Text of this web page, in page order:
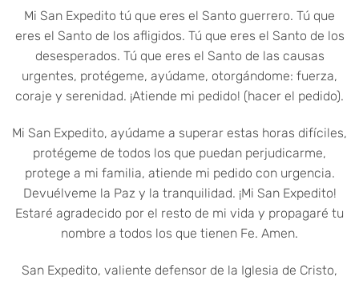
Mi San Expedito tú que eres el Santo guerrero. Tú que
eres el Santo de los afligidos. Tú que eres el Santo de los
desesperados. Tú que eres el Santo de las causas
urgentes, protégeme, ayúdame, otorgándome: fuerza,
coraje y serenidad. ¡Atiende mi pedido! (hacer el pedido).
Mi San Expedito, ayúdame a superar estas horas difíciles,
protégeme de todos los que puedan perjudicarme,
protege a mi familia, atiende mi pedido con urgencia.
Devuélveme la Paz y la tranquilidad. ¡Mi San Expedito!
Estaré agradecido por el resto de mi vida y propagaré tu
nombre a todos los que tienen Fe. Amen.
San Expedito, valiente defensor de la Iglesia de Cristo,